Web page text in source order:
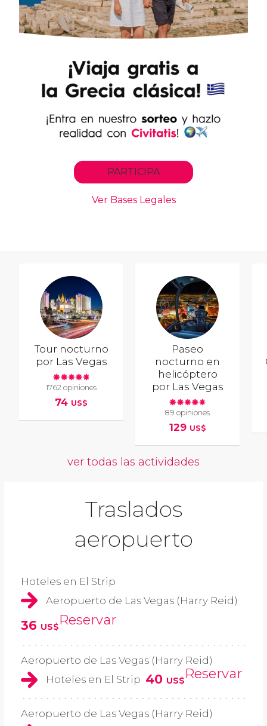
Tour nocturno
por Las Vegas
1762 opiniones
74 US$
Paseo
nocturno en
helicóptero
por Las Vegas
89 opiniones
129 US$
ver todas las actividades
Traslados
aeropuerto
Hoteles en El Strip
Aeropuerto de Las Vegas (Harry Reid)
36 US$Reservar
Aeropuerto de Las Vegas (Harry Reid)
Hoteles en El Strip 40 US$Reservar
Aeropuerto de Las Vegas (Harry Reid)